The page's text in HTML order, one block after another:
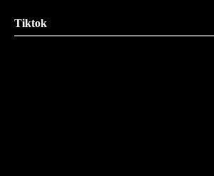
Tiktok